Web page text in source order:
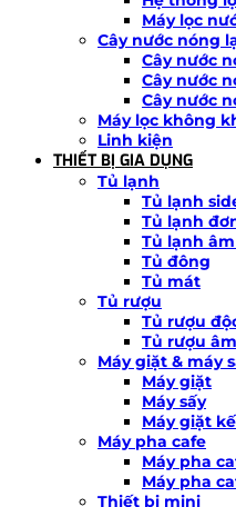
Máy lọc
Cây nước nóng
Cây nước
Cây nước
Cây nước
Máy lọc không
Linh kiện
THIẾT BỊ GIA DỤNG
Tủ lạnh
Tủ lạnh
Tủ lạnh
Tủ lạnh
Tủ đông
Tủ mát
Tủ rượu
Tủ rượu
Tủ rượu
Máy giặt & máy
Máy giặt
Máy sấy
Máy giặt
Máy pha cafe
Máy pha
Máy pha
Thiết bị mini